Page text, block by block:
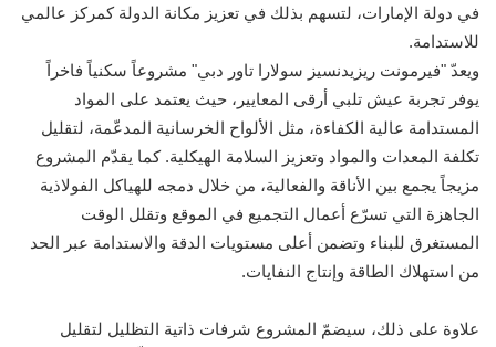
في دولة الإمارات، لتسهم بذلك في تعزيز مكانة الدولة كمركز عالمي
للاستدامة.
ويعدّ "فيرمونت ريزيدنسيز سولارا تاور دبي" مشروعاً سكنياً فاخراً
يوفر تجربة عيش تلبي أرقى المعايير، حيث يعتمد على المواد
المستدامة عالية الكفاءة، مثل الألواح الخرسانية المدعّمة، لتقليل
تكلفة المعدات والمواد وتعزيز السلامة الهيكلية. كما يقدّم المشروع
مزيجاً يجمع بين الأناقة والفعالية، من خلال دمجه للهياكل الفولاذية
الجاهزة التي تسرّع أعمال التجميع في الموقع وتقلل الوقت
المستغرق للبناء وتضمن أعلى مستويات الدقة والاستدامة عبر الحد
من استهلاك الطاقة وإنتاج النفايات.
علاوة على ذلك، سيضمّ المشروع شرفات ذاتية التظليل لتقليل